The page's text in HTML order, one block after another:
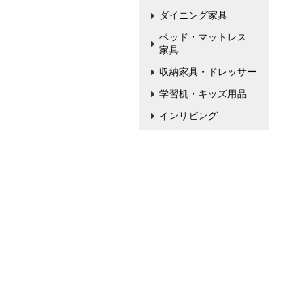
ダイニング家具
ベッド・マットレス
家具
収納家具・ドレッサー
学習机・キッズ用品
インリビング